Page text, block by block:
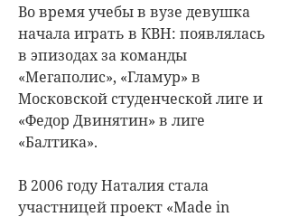
Во время учебы в вузе девушка
начала играть в КВН: появлялась
в эпизодах за команды
«Мегаполис», «Гламур» в
Московской студенческой лиге и
«Федор Двинятин» в лиге
«Балтика».
В 2006 году Наталия стала
участницей проект «Made in